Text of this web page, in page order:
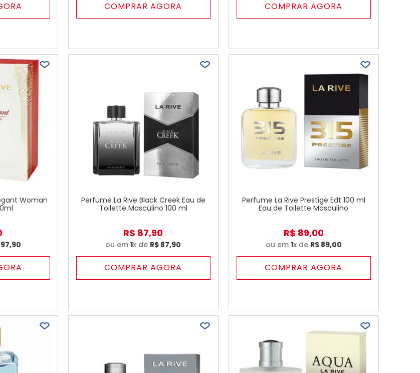
COMPRAR AGORA COMPRAR AGORA
Woman
97,90
Perfume La Rive Black Creek Eau de
Toilette Masculino 100 ml
R$ 87,90
ou em1x de R$ 87,90
COMPRAR AGORA
Perfume La Rive Prestige Edt 100 ml
Eau de Toilette Masculino
R$ 89,00
ou em 1x de R$ 89,00
COMPRAR AGORA